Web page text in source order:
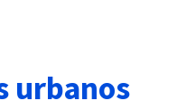
urbanos